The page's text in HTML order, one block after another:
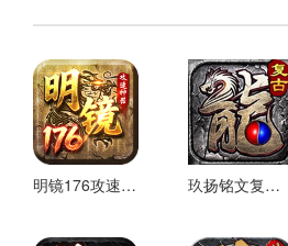
个人也可以参加彩票。这台服务
3、其他说明
幸运项链免费转移，7武器免费转
八旗76小极限游戏评论
明镜176攻速神器 最新版 玖扬铭文复古176 热门下载